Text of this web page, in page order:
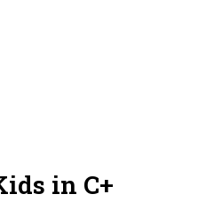
in C+